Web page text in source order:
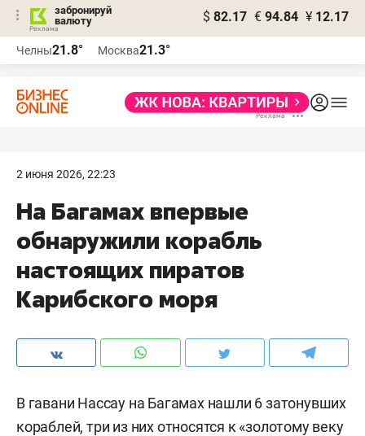
забронируй
валюту
$ 82.17 € 94.84 ¥ 12.17
Челны21.8° Москва21.3°
2 июня 2026, 22:23
На Багамах впервые
обнаружили корабль
настоящих пиратов
Карибского моря
В гавани Нассау на Багамах нашли 6 затонувших
кораблей, три из них относятся к «золотому веку